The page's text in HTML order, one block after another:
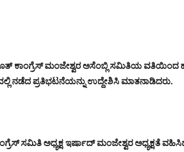
ಕಾಂಗ್ರೆಸ್ ಮಂಜೇಶ್ವರ ಅಸೆಂಬ್ಲಿ ಸಮಿತಿಯ
ನಡೆದ ಪ್ರತಿಭಟನೆಯನ್ನು ಉದ್ದೇಶಿಸಿ ಮಾತನಾಡಿದರು.
ಸಮಿತಿ ಅಧ್ಯಕ್ಷ ಇರ್ಷಾದ್ ಮಂಜೇಶ್ವರ ಅಧ್ಯಕ್ಷತೆ